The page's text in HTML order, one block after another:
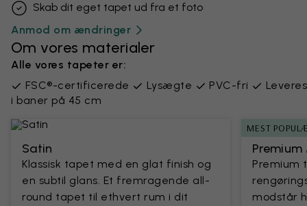
Skab dit eget tapet ud fra et foto
Anmod om ændringer
Om vores materialer
Alle vores tapeter er:
FSC®-certificerede
Lysægte PVC-fri
Leveres
i baner på 45 cm
Satin
Klassisk tapet med en glat finish og
en subtil glans. Et fremragende all-
round tapet til ethvert rum i dit
MEST
Premium
modstår